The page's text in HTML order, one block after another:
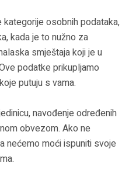
osobnih podataka,
kada je to nužno za
smještaja koji je u
podatke prikupljamo
putuju s vama.
navođenje određenih
obvezom. Ako ne
nećemo moći ispuniti svoje